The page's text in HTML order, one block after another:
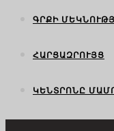
ԳՐՔԻ
ՀԱՐՑԱԶՐՈՒՅՑ
ԿԵՆՏՐՈՆԸ